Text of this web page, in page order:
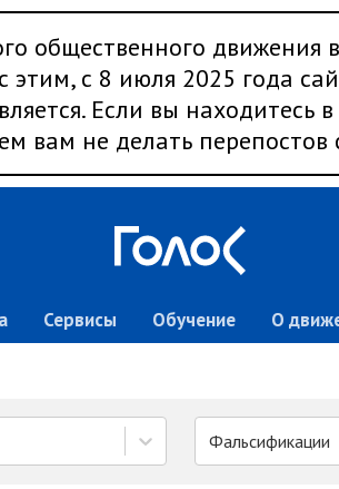
общественного движения
этим, с 8 июля 2025 года
Если вы находитесь
вам не делать перепостов
Сервисы Обучение О
Фальсификации